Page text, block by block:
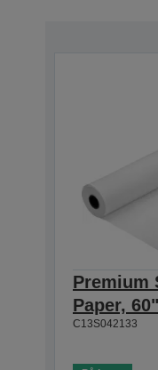
Premium
Paper,
C13S042133